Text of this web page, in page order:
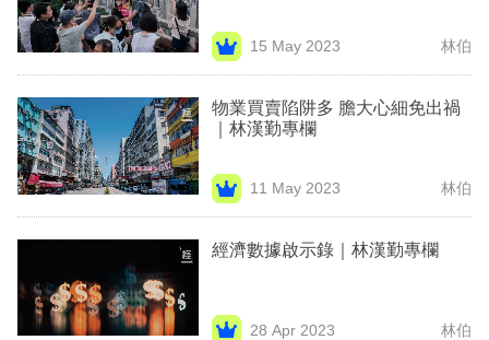
15 May 2023 林伯
物業買賣陷阱多 膽大心細免出禍
｜林漢勤專欄
11 May 2023 林伯
經濟數據啟示錄｜林漢勤專欄
28 Apr 2023 林伯